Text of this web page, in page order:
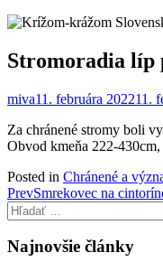
Stromoradia líp
miva11. februára 202211.
Za chránené stromy boli
Obvod kmeňa 222-
Posted in Chránené a
Post
navigation
PrevSmrekovec na
Hľadať:
Najnovšie články